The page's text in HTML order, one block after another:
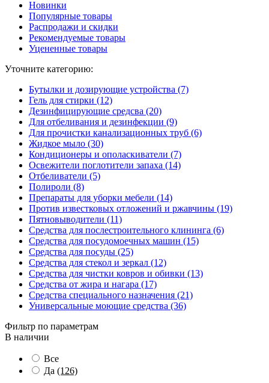
Новинки
Популярные товары
Распродажи и скидки
Рекомендуемые товары
Уцененные товары
Уточните категорию:
Бутылки и дозирующие устройства (7)
Гель для стирки (12)
Дезинфицирующие средсва (20)
Для отбеливания и дезинфекции (9)
Для прочистки канализационных труб (6)
Жидкое мыло (30)
Кондиционеры и ополаскиватели (7)
Освежители поглотители запаха (14)
Отбеливатели (5)
Полироли (8)
Препараты для уборки мебели (14)
Против известковых отложений и ржавчины (19)
Пятновыводители (11)
Средства для послестроительного клининга (6)
Средства для посудомоечных машин (15)
Средства для посуды (25)
Средства для стекол и зеркал (12)
Средства для чистки ковров и обивки (13)
Средства от жира и нагара (17)
Средства специального назначения (21)
Универсальные моющие средства (36)
Фильтр по параметрам
В наличии
Все
Да (126)